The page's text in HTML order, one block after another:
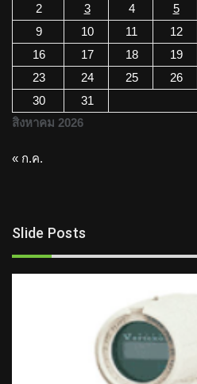
สิงหาคม 2026
2
3 4 5
9
10 11 12
16
17 18 19
23
24 25 26
30
31
« ก.ค.
Slide Posts